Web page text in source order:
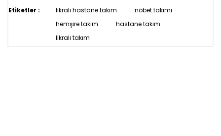
Etiketler : likralı hastane takım
nöbet takımı
hemşire takım
hastane takım
likralı takım